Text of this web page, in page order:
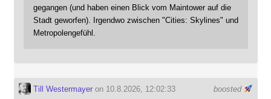
gegangen (und haben einen Blick vom Maintower auf die
Stadt geworfen). Irgendwo zwischen "Cities: Skylines" und
Metropolengefühl.
boosted
Till Westermayeron 10.8.2026, 12:02:33